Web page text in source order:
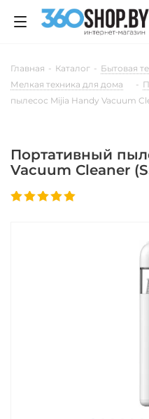
Главная - Каталог - Бытовая
Мелкая техника для дома
-
пылесос Mijia Handy Vacuum
Портативный
Vacuum Cleaner